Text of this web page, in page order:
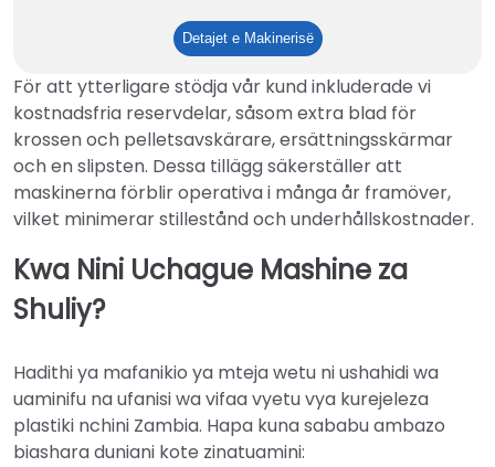
Detajet e MakinerisëMaskin
klippning
av
plastpellets
|
Plastgranulatklippare
För att ytterligare stödja vår kund inkluderade vi
kostnadsfria reservdelar, såsom extra blad för
krossen och pelletsavskärare, ersättningsskärmar
och en slipsten. Dessa tillägg säkerställer att
maskinerna förblir operativa i många år framöver,
vilket minimerar stillestånd och underhållskostnader.
Kwa Nini Uchague Mashine za
Shuliy?
Hadithi ya mafanikio ya mteja wetu ni ushahidi wa
uaminifu na ufanisi wa vifaa vyetu vya kurejeleza
plastiki nchini Zambia. Hapa kuna sababu ambazo
biashara duniani kote zinatuamini: